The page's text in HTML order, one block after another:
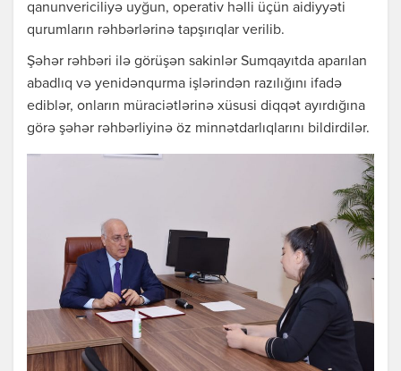
qanunvericiliyə uyğun, operativ həlli üçün aidiyyəti
qurumların rəhbərlərinə tapşırıqlar verilib.
Şəhər rəhbəri ilə görüşən sakinlər Sumqayıtda aparılan
abadlıq və yenidənqurma işlərindən razılığını ifadə
ediblər, onların müraciətlərinə xüsusi diqqət ayırdığına
görə şəhər rəhbərliyinə öz minnətdarlıqlarını bildirdilər.